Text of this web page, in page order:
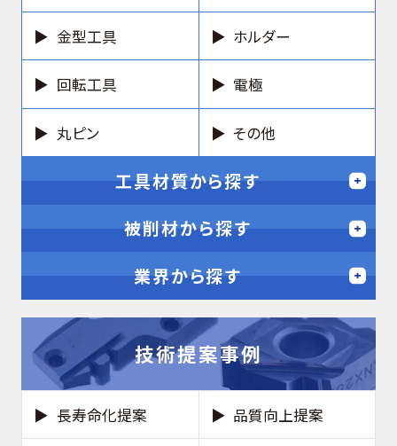
金型工具 ホルダー
回転工具 電極
丸ピン その他
工具材質から探す
被削材から探す
業界から探す
技術提案事例
長寿命化提案 品質向上提案